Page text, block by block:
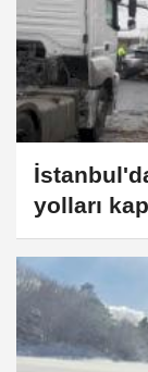
yolları